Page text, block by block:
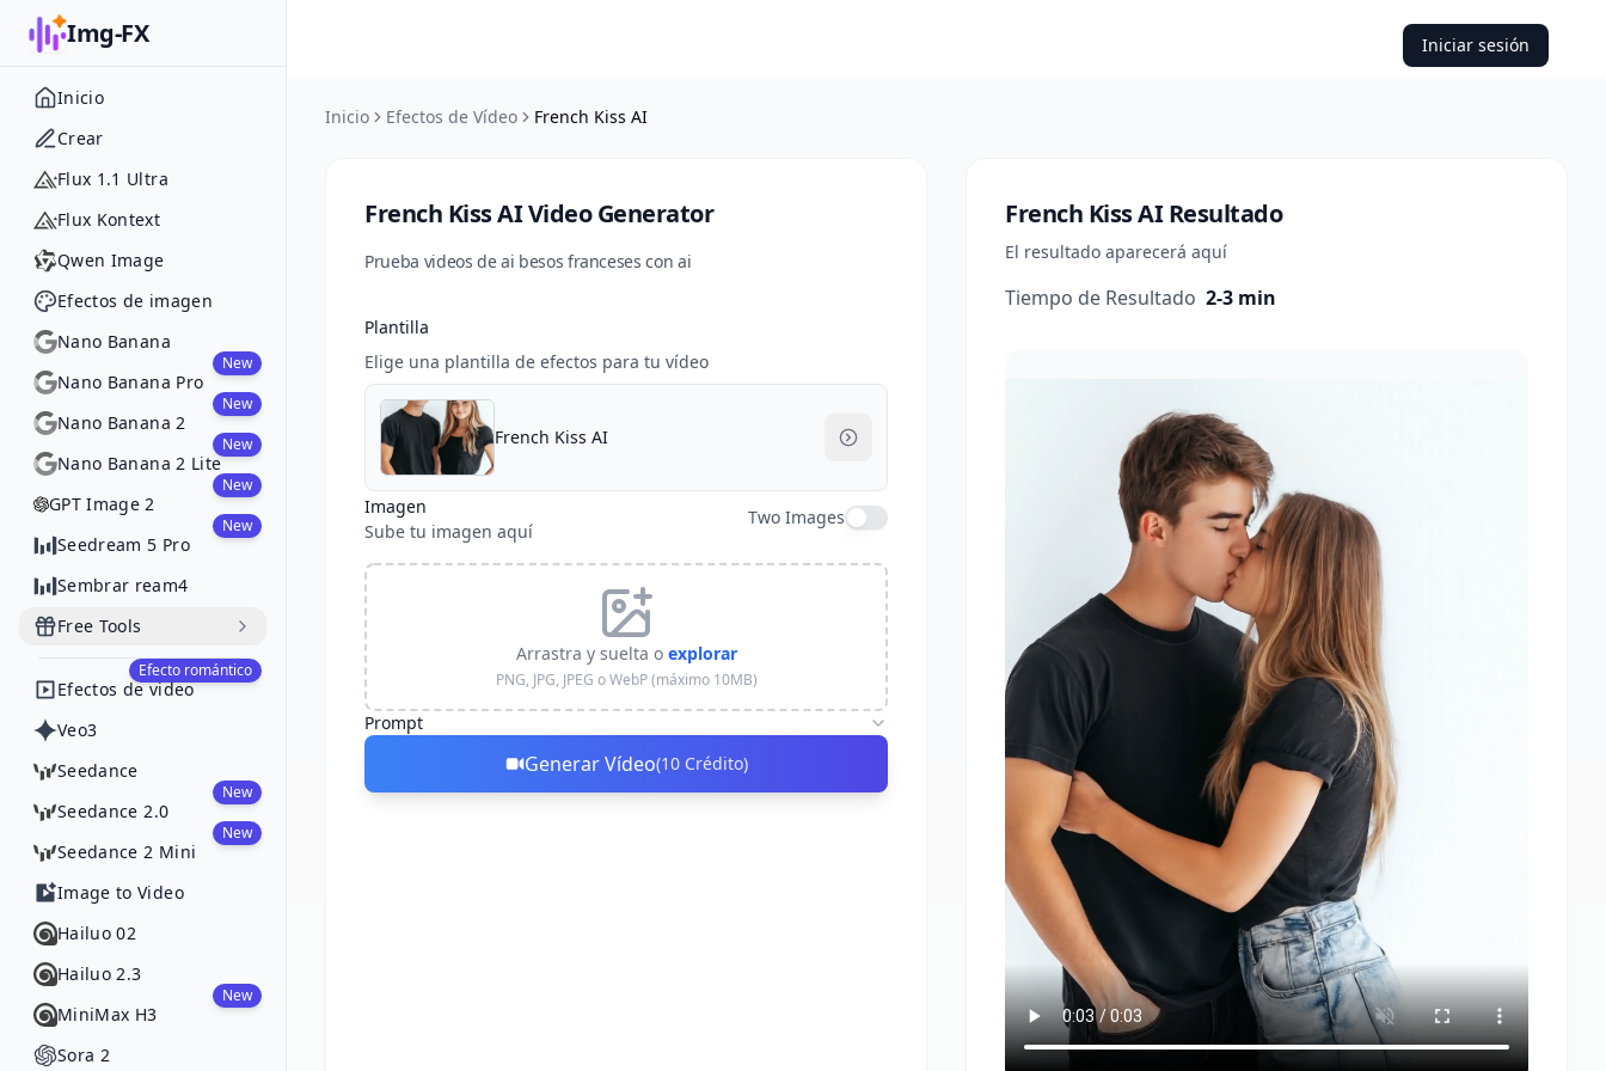
Img-FX
Inicio
Crear
Flux 1.1 Ultra
Flux Kontext
Qwen Image
Efectos de imagen
Nano Banana
Nano Banana Pro
New
Nano Banana 2
New
Nano Banana 2 Lite
New
GPT Image 2
New
Seedream 5 Pro
New
Sembrar ream4
Free Tools
Efectos de video
Efecto romántico
Veo3
Seedance
Seedance 2.0
New
Seedance 2 Mini
New
Image to Video
Hailuo 02
Hailuo 2.3
MiniMax H3
New
Sora 2
Iniciar sesión
Inicio Efectos de Vídeo French Kiss AI
French Kiss AI Video Generator
Prueba videos de ai besos franceses con ai
Plantilla
Elige una plantilla de efectos para tu vídeo
French Kiss AI
Imagen
Sube tu imagen aquí
Two Images
Arrastra y suelta o explorar
PNG, JPG, JPEG o WebP (máximo 10MB)
Prompt
Generar Vídeo(10 Crédito)
French Kiss AI Resultado
El resultado aparecerá aquí
Tiempo de Resultado 2-3 min